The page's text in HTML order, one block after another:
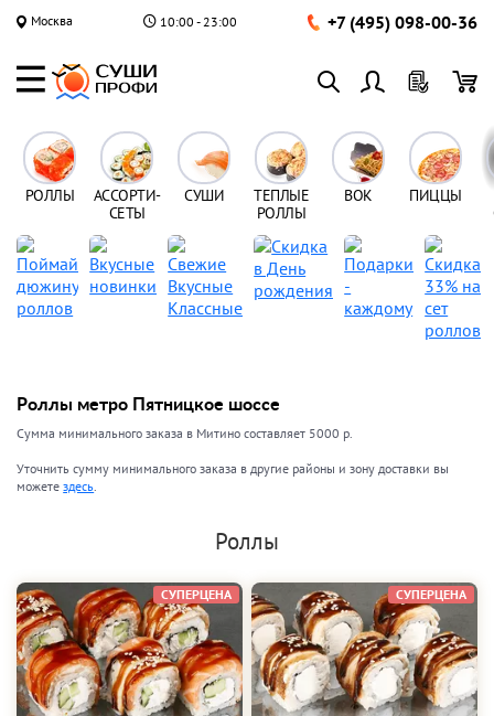
Москва 10:00 - 23:00 +7 (495) 098-00-36
РОЛЛЫ
АССОРТИ-
СЕТЫ
СУШИ
ТЕПЛЫЕ
РОЛЛЫ
ВОК ПИЦЦЫ
Роллы метро Пятницкое шоссе
Сумма минимального заказа в Митино составляет 5000 р.
Уточнить сумму минимального заказа в другие районы и зону доставки вы
можетездесь.
Роллы
СУПЕРЦЕНА СУПЕРЦЕНА